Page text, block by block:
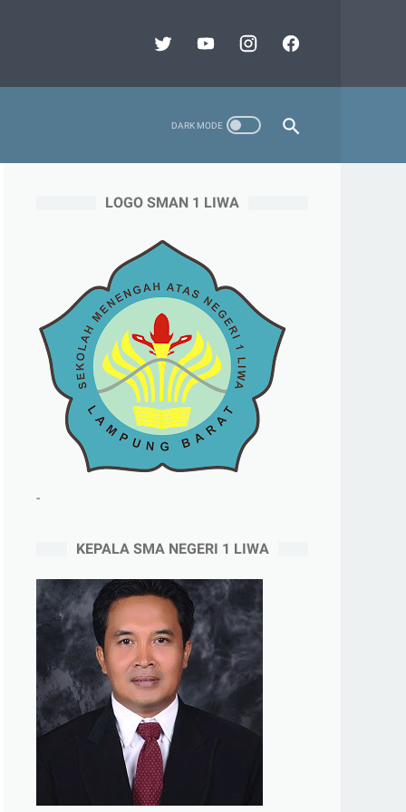
LOGO SMAN 1 LIWA
-
KEPALA SMA NEGERI 1 LIWA